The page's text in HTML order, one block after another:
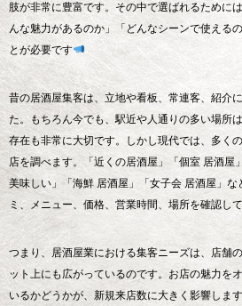
肢が非常に豊富です。その中で選ばれるために
んな魅力があるのか」「どんなシーンで使える
とが必要です
昔の居酒屋集客は、立地や看板、常連客、紹介
た。もちろん今でも、駅近や人通りの多い場所
存在も非常に大切です。しかし現代では、多く
店を調べます。「近くの居酒屋」「個室 居酒屋
美味しい」「海鮮 居酒屋」「女子会 居酒屋」な
ミ、メニュー、価格、営業時間、場所を確認し
つまり、居酒屋業における集客ニーズは、店舗
ット上にも広がっているのです。お店の魅力を
いるかどうかが、新規来店数に大きく影響します